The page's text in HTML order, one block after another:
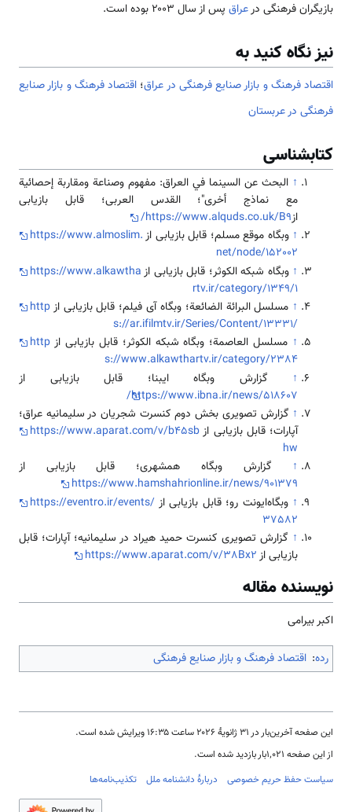
بازیگران فرهنگی درعراق پس از سال ۲۰۰۳ بوده است.
نیز نگاه کنید به
اقتصاد فرهنگ و بازار صنایع فرهنگی در عراق؛ اقتصاد فرهنگ و بازار صنایع
فرهنگی در عربستان
کتابشناسی
↑ البحث عن السينما في العراق: مفهوم وصناعة ومقاربة إحصائية
مع نماذج أخرى"؛ القدس العربی؛ قابل بازیابی
ازhttps://www.alquds.co.uk/B9/
↑ وبگاه موقع مسلم؛ قابل بازیابی ازhttps://www.almoslim.
net/node/152002
↑ وبگاه شبکه الکوثر؛ قابل بازیابی ازhttps://www.alkawtha
rtv.ir/category/1349/1
↑ مسلسل البرائة الضائعة؛ وبگاه آی فیلم؛ قابل بازیابی ازhttp
s://ar.ifilmtv.ir/Series/Content/13331/
↑ مسلسل العاصمة؛ وبگاه شبکه الکوثر؛ قابل بازیابی از http
s://www.alkawthartv.ir/category/2384
↑
گزارش وبگاه ‌ایبنا؛ قابل بازیابی از
https://www.ibna.ir/news/518607/
↑ گزارش تصویری بخش دوم کنسرت شجریان در سلیمانیه عراق؛
آپارات؛ قابل بازیابی ازhttps://www.aparat.com/v/b45sb
hw
↑
گزارش وبگاه همشهری؛ قابل بازیابی از
https://www.hamshahrionline.ir/news/901379
↑ وبگاه‌ایونت رو؛ قابل بازیابی از https://eventro.ir/events/
37582
↑ گزارش تصویری کنسرت حمید هیراد در سلیمانیه؛ آپارات؛ قابل
بازیابی ازhttps://www.aparat.com/v/38Bx2
نویسنده مقاله
اکبر بیرامی
رده: اقتصاد فرهنگ و بازار صنایع فرهنگی
این صفحه آخرین‌بار در ‏۳۱ ژانویهٔ ۲۰۲۶ ساعت ‏۱۶:۳۵ ویرایش شده است.
از این صفحه ۱٬۰۲۱بار بازدید شده است.
سیاست حفظ حریم خصوصی
دربارهٔ دانشنامه ملل تکذیب‌نامه‌ها